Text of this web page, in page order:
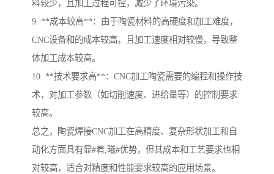
料较少，且加工过程可控，减少了环境污染。
9. **成本较高**：由于陶瓷材料的高硬度和加工难度，
CNC设备和的成本较高，且加工速度相对较慢，导致整
体加工成本较高。
10. **技术要求高**：CNC加工陶瓷需要的编程和操作技
术，对加工参数（如切削速度、进给量等）的控制要求
较高。
总之，陶瓷焊接CNC加工在高精度、复杂形状加工和自
动化方面具有显#着,曦#优势，但其成本和工艺要求也相
对较高，适合对精度和性能要求较高的应用场景。